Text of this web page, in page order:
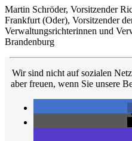
Martin Schröder, Vorsitzender
Frankfurt (Oder), Vorsitzender
Verwaltungsrichterinnen und
Brandenburg
Wir sind nicht auf sozialen
aber freuen, wenn Sie unsere